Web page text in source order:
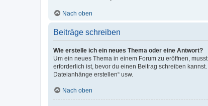
Nach oben
Beiträge schreiben
Wie erstelle ich ein neues Thema oder eine Antwort?
Um ein neues Thema in einem Forum zu eröffnen,
erforderlich ist, bevor du einen Beitrag schreiben
Dateianhänge erstellen“ usw.
Nach oben